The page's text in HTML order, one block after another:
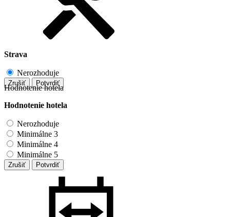
Strava
Nerozhoduje
Zrušiť Potvrdiť
Hodnotenie hotela
Hodnotenie hotela
Nerozhoduje
Minimálne 3
Minimálne 4
Minimálne 5
Zrušiť Potvrdiť